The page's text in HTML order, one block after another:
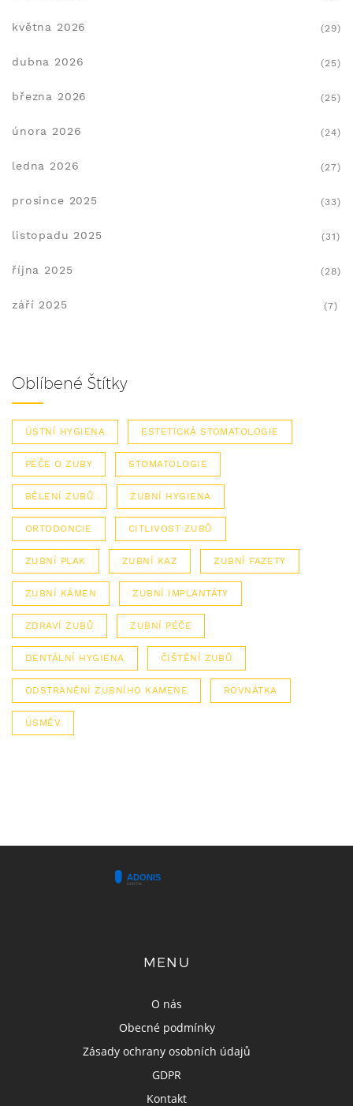
května 2026 (29)
dubna 2026 (25)
března 2026 (25)
února 2026 (24)
ledna 2026 (27)
prosince 2025 (33)
listopadu 2025 (31)
října 2025 (28)
září 2025 (7)
Oblíbené Štítky
ÚSTNÍ HYGIENA ESTETICKÁ STOMATOLOGIE
PÉČE O ZUBY STOMATOLOGIE
BĚLENÍ ZUBŮ ZUBNÍ HYGIENA
ORTODONCIE CITLIVOST ZUBŮ
ZUBNÍ PLAK ZUBNÍ KAZ ZUBNÍ FAZETY
ZUBNÍ KÁMEN ZUBNÍ IMPLANTÁTY
ZDRAVÍ ZUBŮ ZUBNÍ PÉČE
DENTÁLNÍ HYGIENA ČIŠTĚNÍ ZUBŮ
ODSTRANĚNÍ ZUBNÍHO KAMENE ROVNÁTKA
ÚSMĚV
MENU
O nás
Obecné podmínky
Zásady ochrany osobních údajů
GDPR
Kontakt